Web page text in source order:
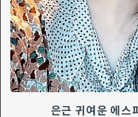
은근 귀여운 에